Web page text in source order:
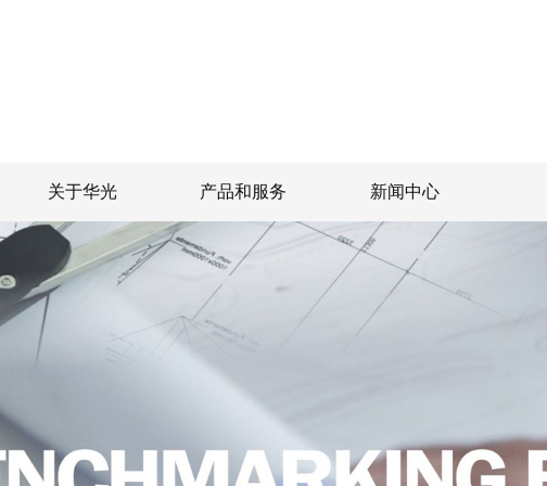
关于华光 产品和服务 新闻中心